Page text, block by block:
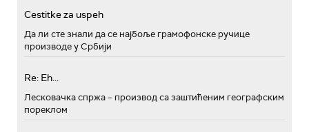
Cestitke za uspeh
Да ли сте знали да се најбоље грамофонске ручице
производе у Србији
Re: Eh...
Лесковачка спржа – производ са заштићеним географским
пореклом